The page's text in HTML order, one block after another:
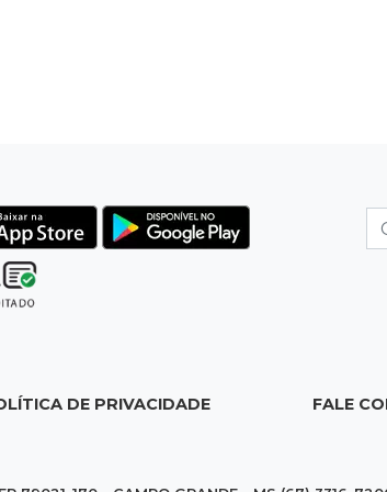
DE PRIVACIDADE FALE